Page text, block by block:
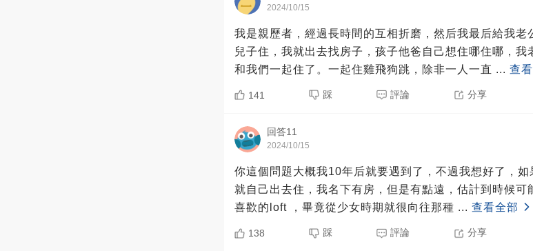
2024/10/15
我是親歷者，經過長時間的互相折磨，然后我最后給我老
兒子住，我就出去找房子，孩子他爸自己想住哪住哪，我
和我們一起住了。一起住雞飛狗跳，除非一人一直 ... 查
141 踩 評論 分享
回答11
2024/10/15
你這個問題大概我10年后就要遇到了，不過我想好了，
就自己出去住，我名下有房，但是有點遠，估計到時候可
喜歡的loft ，畢竟從少女時期就很向往那種 ... 查看全部
138 踩 評論 分享